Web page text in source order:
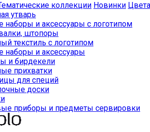
коллекции Новинки Цвета
утварь
наборы и аксессуары с логотипом
штопоры
текстиль с логотипом
наборы и аксессуары
и бирдекели
прихватки
для специй
доски
приборы и предметы сервировки